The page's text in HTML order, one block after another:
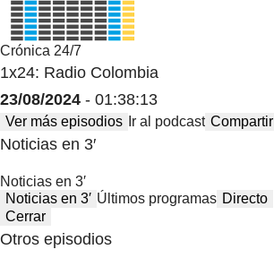
Crónica 24/7
1x24: Radio Colombia
23/08/2024 - 01:38:13
Ver más episodios Ir al podcast Compartir
Noticias en 3′
Noticias en 3′
Noticias en 3′ Últimos programas Directo
Cerrar
Otros episodios